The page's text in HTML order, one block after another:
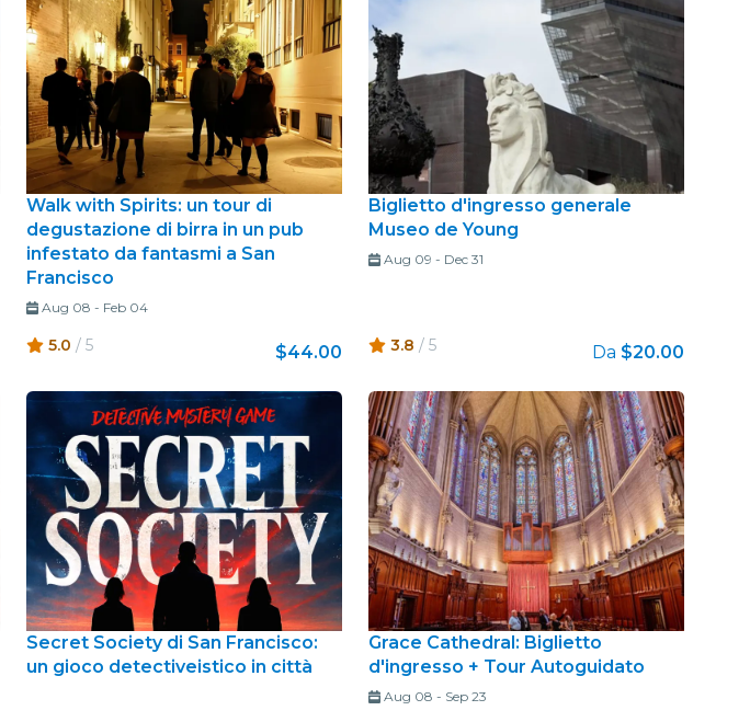
Walk with Spirits: un tour di
degustazione di birra in un pub
infestato da fantasmi a San
Francisco
Aug 08 - Feb 04
5.0 / 5 $44.00
Biglietto d'ingresso generale
Museo de Young
Aug 09 - Dec 31
3.8 / 5 Da $20.00
Secret Society di San Francisco:
un gioco detectiveistico in città
Grace Cathedral: Biglietto
d'ingresso + Tour Autoguidato
Aug 08 - Sep 23